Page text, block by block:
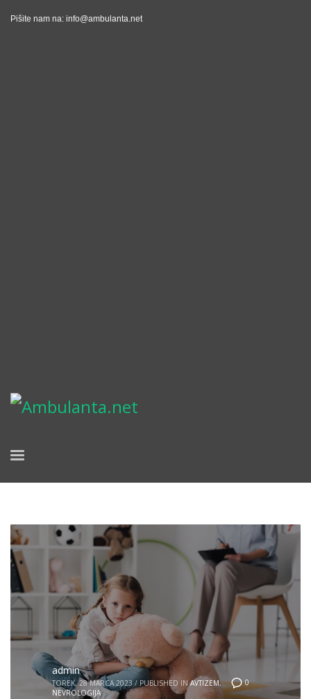
Pišite nam na: info@ambulanta.net
0
admin
TOREK, 28 MARCA 2023 / PUBLISHED IN AVTIZEM,
NEVROLOGIJA